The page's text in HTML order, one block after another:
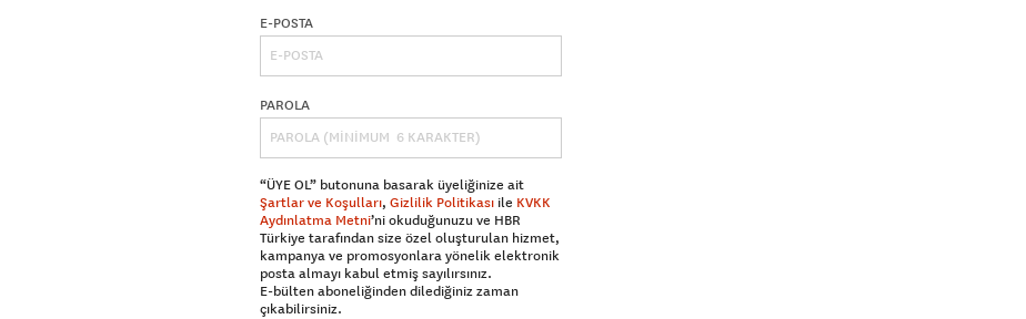
E-POSTA
PAROLA
“ÜYE OL” butonuna basarak üyeliğinize ait
Şartlar ve Koşulları, Gizlilik Politikası ile KVKK
Aydınlatma Metni’ni okuduğunuzu ve HBR
Türkiye tarafından size özel oluşturulan hizmet,
kampanya ve promosyonlara yönelik elektronik
posta almayı kabul etmiş sayılırsınız.
E-bülten aboneliğinden dilediğiniz zaman
çıkabilirsiniz.